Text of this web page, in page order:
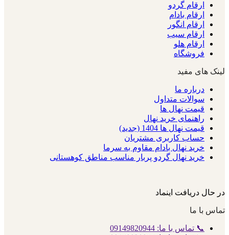
ارقام گردو
ارقام بادام
ارقام انگور
ارقام سیب
ارقام هلو
فروشگاه
لینک های مفید
درباره ما
سوالات متداول
قیمت نهال ها
راهنمای خرید نهال
قیمت نهال ها 1404 (جدید)
حساب کاربری مشتریان
خرید نهال بادام مقاوم به سرما
خرید نهال گردو پربار مناسب مناطق کوهستانی
در حال دریافت اینماد
تماس با ما
📞 تماس با ما: 09149820944